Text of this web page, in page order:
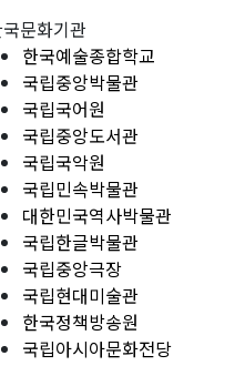
문화기관
한국예술종합학교
국립중앙박물관
국립국어원
국립중앙도서관
국립국악원
국립민속박물관
대한민국역사박물관
국립한글박물관
국립중앙극장
국립현대미술관
한국정책방송원
국립아시아문화전당